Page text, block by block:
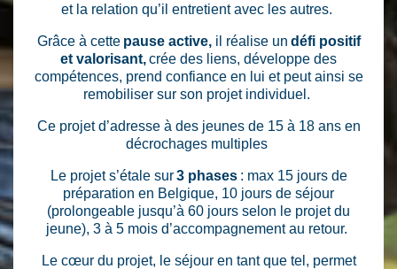
et la relation qu’il entretient avec les autres.
Grâce à cette pause active,il réalise un défi positif
et valorisant,crée des liens, développe des
compétences, prend confiance en lui et peut ainsi se
remobiliser sur son projet individuel.
Ce projet d’adresse à des jeunes de 15 à 18 ans en
décrochages multiples
Le projet s’étale sur3 phases : max 15 jours de
préparation en Belgique, 10 jours de séjour
(prolongeable jusqu’à 60 jours selon le projet du
jeune), 3 à 5 mois d’accompagnement au retour.
Le cœur du projet, le séjour en tant que tel, permet